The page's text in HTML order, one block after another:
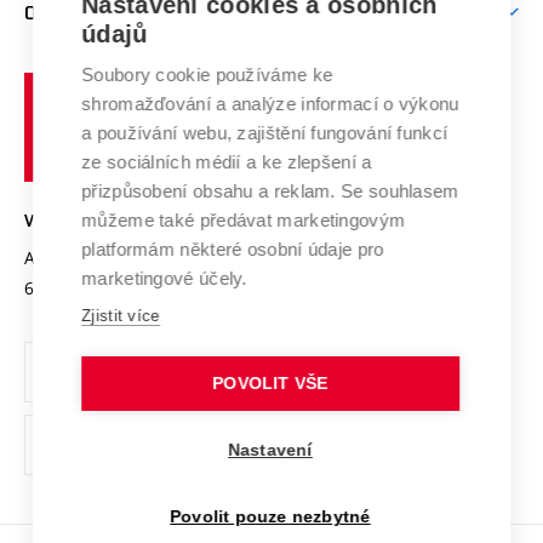
E-přihláška
Doktorské studium
Podpora podnikání
Systém zajišťování kvality výzkumu
Výzkumné infrastruktury
Transfer znalostí
Open Science
Projekty
Projekty ze strukturálních fondů
Specifický výzkum
Zahraniční spolupráce
Spolupráce se školami
Služby univerzity
Mezinárodní dohody
Univerzitní sítě
O UNIVERZITĚ
Profil univerzity
Udržitelná univerzita
Podnikavá univerzita / ContriBUTe
Bezpečná univerzita
Vyznamenání
Organizační struktura
Ochrana osobních údajů
odkaz)
učení
technické
VYSOKÉ UČENÍ TECHNICKÉ V BRNĚ
Antonínská 548/1
602 00 Brno
www.vut.cz
vut@vutbr.cz
údajů
Soubory cookie používáme ke
shromažďování a analýze informací o výkonu
a používání webu, zajištění fungování funkcí
ze sociálních médií a ke zlepšení a
přizpůsobení obsahu a reklam. Se souhlasem
můžeme také předávat marketingovým
platformám některé osobní údaje pro
marketingové účely.
Zjistit více
POVOLIT VŠE
Nastavení
Povolit pouze nezbytné